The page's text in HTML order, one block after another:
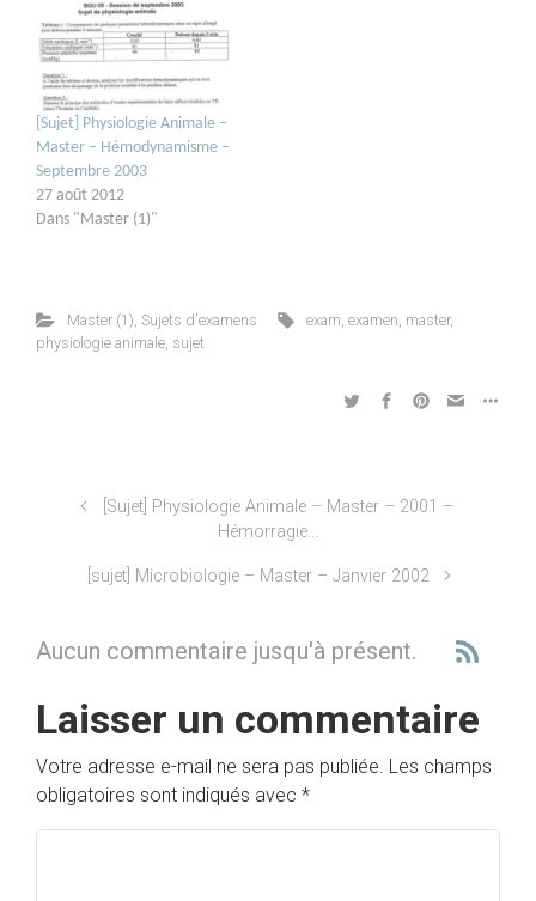
[Sujet] Physiologie Animale –
Master – Hémodynamisme –
Septembre 2003
27 août 2012
Dans "Master (1)"
Master (1) Sujets d'examens exam ,examen master,
physiologie animale sujet
[Sujet] Physiologie Animale – Master – 2001 –
Hémorragie…
[sujet] Microbiologie – Master – Janvier 2002
Aucun commentaire jusqu'à présent.
Laisser un commentaire
Votre adresse e-mail ne sera pas publiée. Les champs
obligatoires sont indiqués avec *